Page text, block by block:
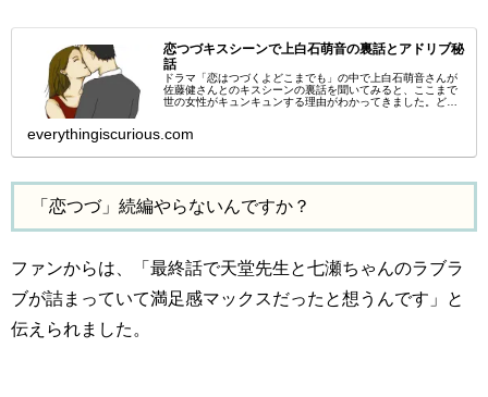
恋つづキスシーンで上白石萌音の裏話とアドリブ秘
話
ドラマ「恋はつづくよどこまでも」の中で上白石萌音さんが
佐藤健さんとのキスシーンの裏話を聞いてみると、ここまで
世の女性がキュンキュンする理由がわかってきました。どう
everythingiscurious.com
「恋つづ」続編やらないんですか？
ファンからは、「最終話で天堂先生と七瀬ちゃんのラブラ
ブが詰まっていて満足感マックスだったと想うんです」と
伝えられました。